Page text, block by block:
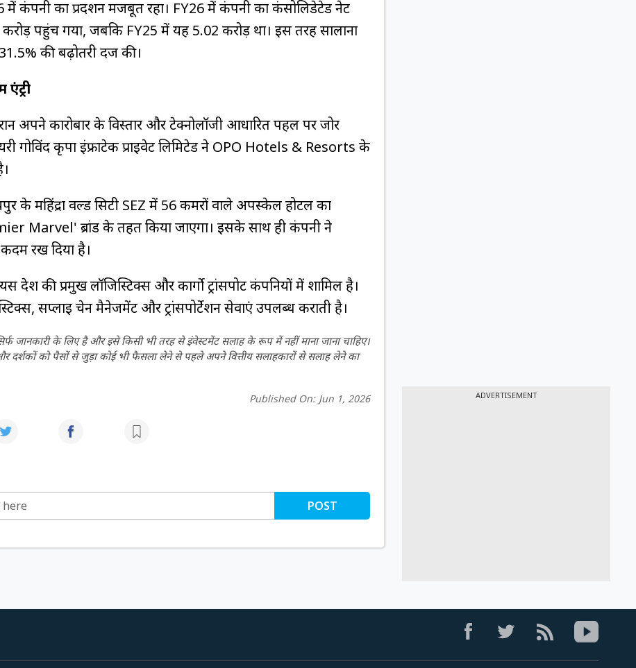
में कंपनी का प्रदर्शन मजबूत रहा। FY26 में कंपनी का कंसोलिडेटेड नेट
करोड़ पहुंच गया, जबकि FY25 में यह ₹5.02 करोड़ था। इस तरह सालाना
की बढ़ोतरी दर्ज की।
अपने कारोबार के विस्तार और टेक्नोलॉजी आधारित पहल पर जोर
गोविंद कृपा इंफ्राटेक प्राइवेट लिमिटेड ने OPO Hotels & Resorts के
के महिंद्रा वर्ल्ड सिटी SEZ में 56 कमरों वाले अपस्केल होटल का
Marvel' ब्रांड के तहत किया जाएगा। इसके साथ ही कंपनी ने
रख दिया है।
देश की प्रमुख लॉजिस्टिक्स और कार्गो ट्रांसपोर्ट कंपनियों में शामिल है।
सप्लाई चेन मैनेजमेंट और ट्रांसपोर्टेशन सेवाएं उपलब्ध कराती है।
जानकारी के लिए है और इसे किसी भी तरह से इंवेस्टमेंट सलाह के रूप में नहीं माना जाना चाहिए।
दर्शकों को पैसों से जुड़ा कोई भी फैसला लेने से पहले अपने वित्तीय सलाहकारों से सलाह लेने का
Published On: Jun 1, 2026
POST
ADVERTISEMENT